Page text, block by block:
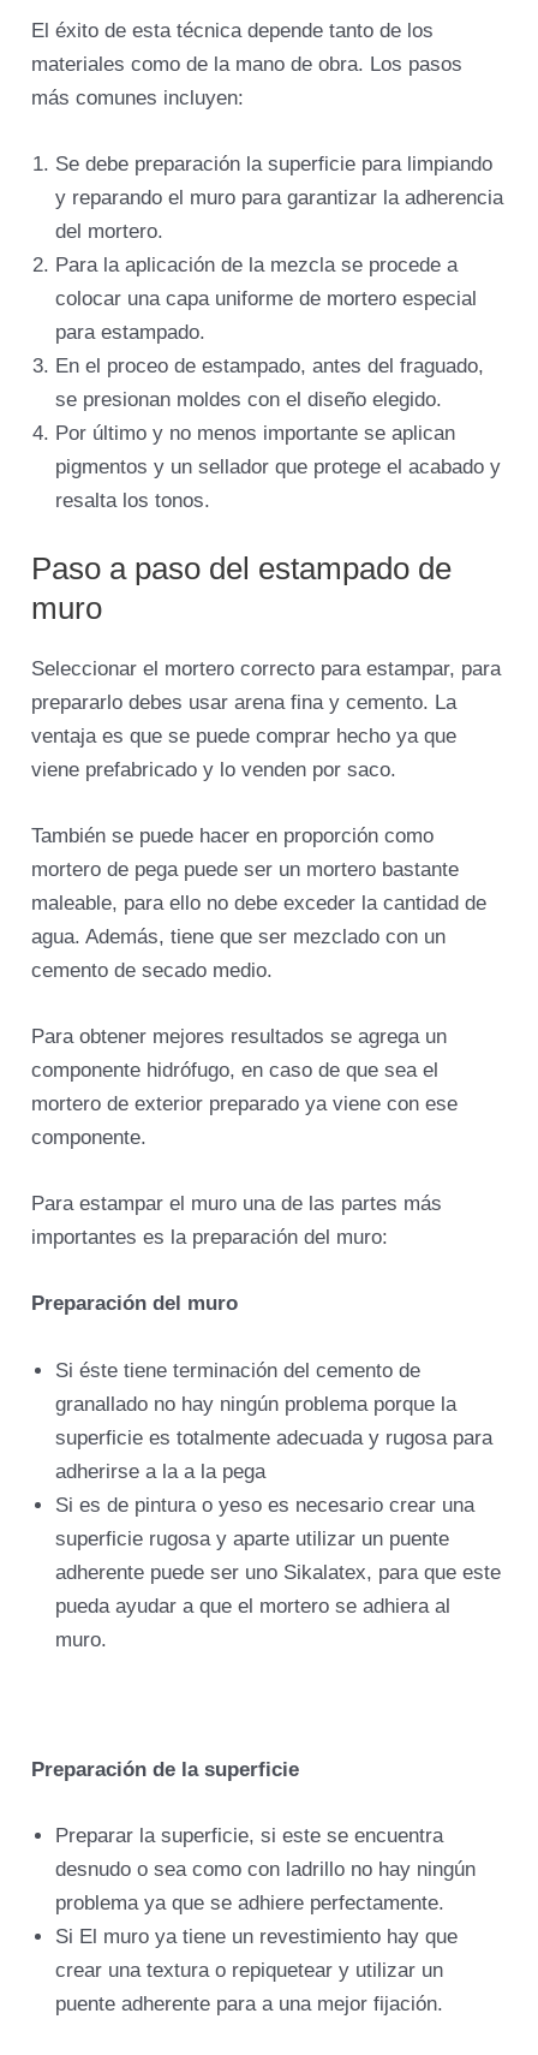
El éxito de esta técnica depende tanto de los
materiales como de la mano de obra. Los pasos
más comunes incluyen:
Se debe preparación la superficie para limpiando
y reparando el muro para garantizar la adherencia
del mortero.
Para la aplicación de la mezcla se procede a
colocar una capa uniforme de mortero especial
para estampado.
En el proceo de estampado, antes del fraguado,
se presionan moldes con el diseño elegido.
Por último y no menos importante se aplican
pigmentos y un sellador que protege el acabado y
resalta los tonos.
Paso a paso del estampado de
muro
Seleccionar el mortero correcto para estampar, para
prepararlo debes usar arena fina y cemento. La
ventaja es que se puede comprar hecho ya que
viene prefabricado y lo venden por saco.
También se puede hacer en proporción como
mortero de pega puede ser un mortero bastante
maleable, para ello no debe exceder la cantidad de
agua. Además, tiene que ser mezclado con un
cemento de secado medio.
Para obtener mejores resultados se agrega un
componente hidrófugo, en caso de que sea el
mortero de exterior preparado ya viene con ese
componente.
Para estampar el muro una de las partes más
importantes es la preparación del muro:
Preparación del muro
Si éste tiene terminación del cemento de
granallado no hay ningún problema porque la
superficie es totalmente adecuada y rugosa para
adherirse a la a la pega
Si es de pintura o yeso es necesario crear una
superficie rugosa y aparte utilizar un puente
adherente puede ser uno Sikalatex, para que este
pueda ayudar a que el mortero se adhiera al
muro.
Preparación de la superficie
Preparar la superficie, si este se encuentra
desnudo o sea como con ladrillo no hay ningún
problema ya que se adhiere perfectamente.
Si El muro ya tiene un revestimiento hay que
crear una textura o repiquetear y utilizar un
puente adherente para a una mejor fijación.